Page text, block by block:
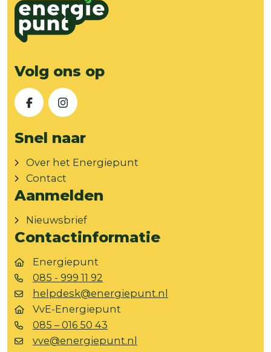
Volg ons op
FacebookInstagram
Snel naar
Over het Energiepunt
Contact
Aanmelden
Nieuwsbrief
Contactinformatie
Energiepunt
085 - 999 11 92
helpdesk@energiepunt.nl
VvE-Energiepunt
085 – 016 50 43
vve@energiepunt.nl